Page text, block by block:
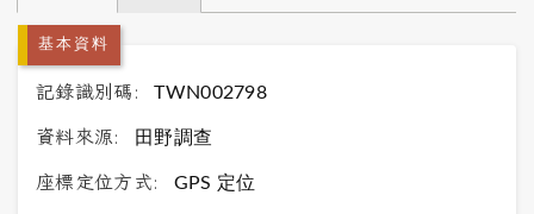
基本資料
記錄識別碼: TWN002798
資料來源: 田野調查
座標定位方式: GPS 定位